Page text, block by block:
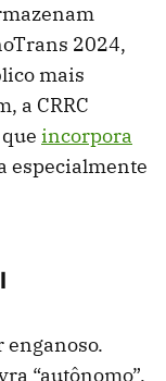
2024,
mais
a CRRC
incorpora
especialmente
enganoso.
“autônomo”,